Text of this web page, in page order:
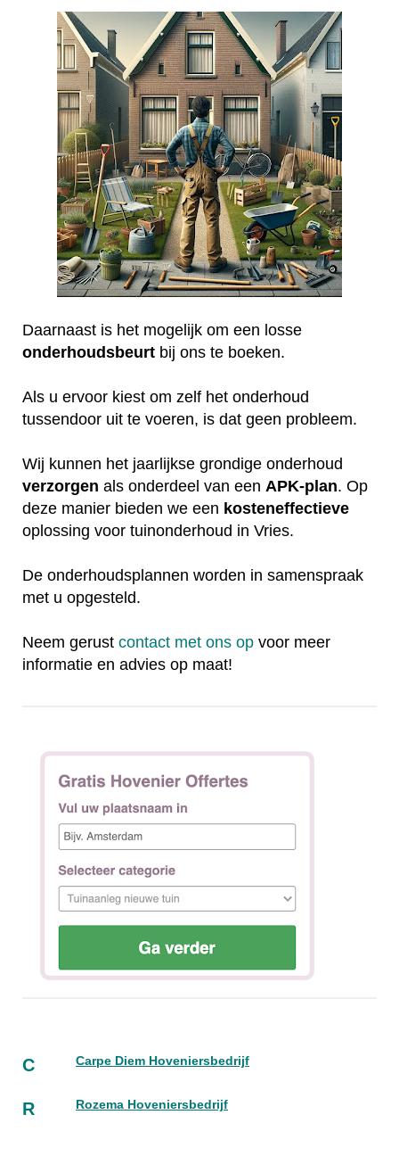
Daarnaast is het mogelijk om een losse
onderhoudsbeurt bij ons te boeken.
Als u ervoor kiest om zelf het onderhoud
tussendoor uit te voeren, is dat geen probleem.
Wij kunnen het jaarlijkse grondige onderhoud
verzorgen als onderdeel van een APK-plan. Op
deze manier bieden we een kosteneffectieve
oplossing voor tuinonderhoud in Vries.
De onderhoudsplannen worden in samenspraak
met u opgesteld.
Neem gerust contact met ons op voor meer
informatie en advies op maat!
C Carpe Diem Hoveniersbedrijf
R Rozema Hoveniersbedrijf